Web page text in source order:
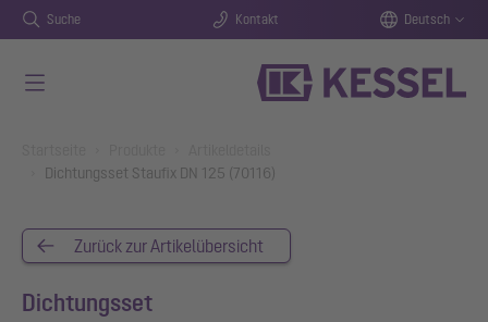
Suche Kontakt Deutsch
Dichtungsset Staufix DN 125 (70116)
Zurück zur Artikelübersicht
Dichtungsset